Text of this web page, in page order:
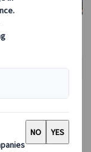
る5日間！
ークルムロフも訪
Audio)をご活